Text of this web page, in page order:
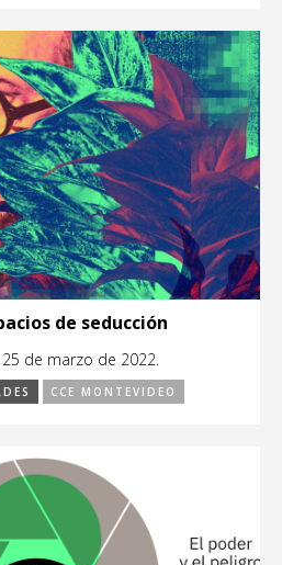
de seducción
de marzo de 2022.
CCE MONTEVIDEO